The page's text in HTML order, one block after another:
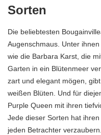
Sorten
Die beliebtesten
Augenschmaus. Unter
wie die Barbara Karst, die
Garten in ein Blütenmeer
zart und elegant mögen,
weißen Blüten. Und für
Purple Queen mit ihren
Jede dieser Sorten hat
jeden Betrachter verzaubern.